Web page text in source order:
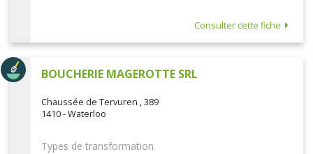
Consulter cette fiche
BOUCHERIE MAGEROTTE SRL
Chaussée de Tervuren , 389
1410 - Waterloo
Types de transformation